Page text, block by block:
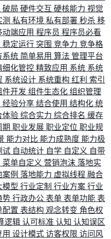
破局 硬件交互 硬核能力 视觉
私有环境 私有部署 秒杀 移
动端应用 程序员 程序员必看
稳定运行 突围 竞争力 竞争格
系统 简单易用 算法 管理平台
细化管控 精致应用 系统 系统
系统设计 系统重构 红利 索引
件开发 组件生态化 组织管理
经验分享 结合使用 结构化 统
体验 综合实力 综合排名 缓存
期 职业发展 职业定位 职业规
能力对比 能力成熟度 能力极
试 自动统计 自学 自定义 自带
菜单自定义 营销泡沫 落地实
案例 落地能力 虚拟线程 融合
模型 行业定制 行业方案 行业
势 行政办公 表单 表单功能 表
配置 表结构 观念转变 角色权
逻辑 认可标准 认知 认知误区
设计模式 访客权限 访问风